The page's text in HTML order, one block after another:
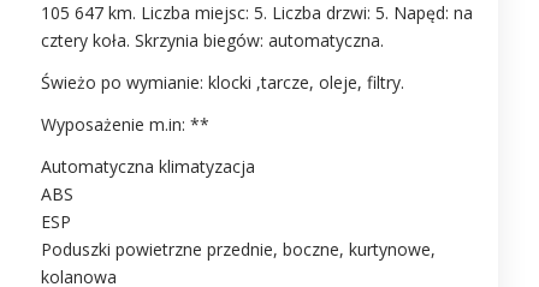
105 647 km. Liczba miejsc: 5. Liczba drzwi: 5. Napęd: na
cztery koła. Skrzynia biegów: automatyczna.
Świeżo po wymianie: klocki ,tarcze, oleje, filtry.
Wyposażenie m.in: **
Automatyczna klimatyzacja
ABS
ESP
Poduszki powietrzne przednie, boczne, kurtynowe,
kolanowa